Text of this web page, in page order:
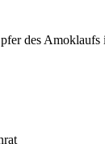
des